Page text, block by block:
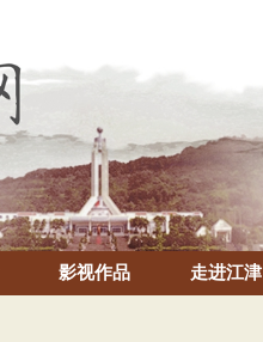
影视作品 走进江津